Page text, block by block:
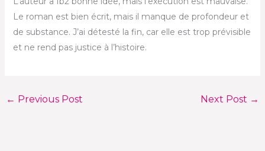
Le roman est bien écrit, mais il manque de profondeur et
de substance. J’ai détesté la fin, car elle est trop prévisible
et ne rend pas justice à l’histoire.
← Previous Post Next Post →